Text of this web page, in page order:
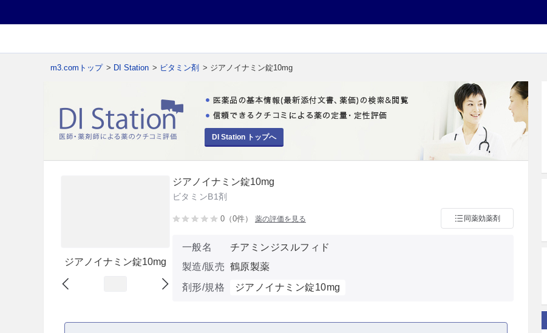
m3.comトップ > DI Station > ビタミン剤 > ジアノイナミン錠10mg
DI Station トップへ
ジアノイナミン錠10mg
ジアノイナミン錠10mg
ビタミンB1剤
0（0件） 薬の評価を見る 同薬効薬剤
一般名
チアミンジスルフィド
製造/販売 鶴原製薬
剤形/規格
ジアノイナミン錠10mg